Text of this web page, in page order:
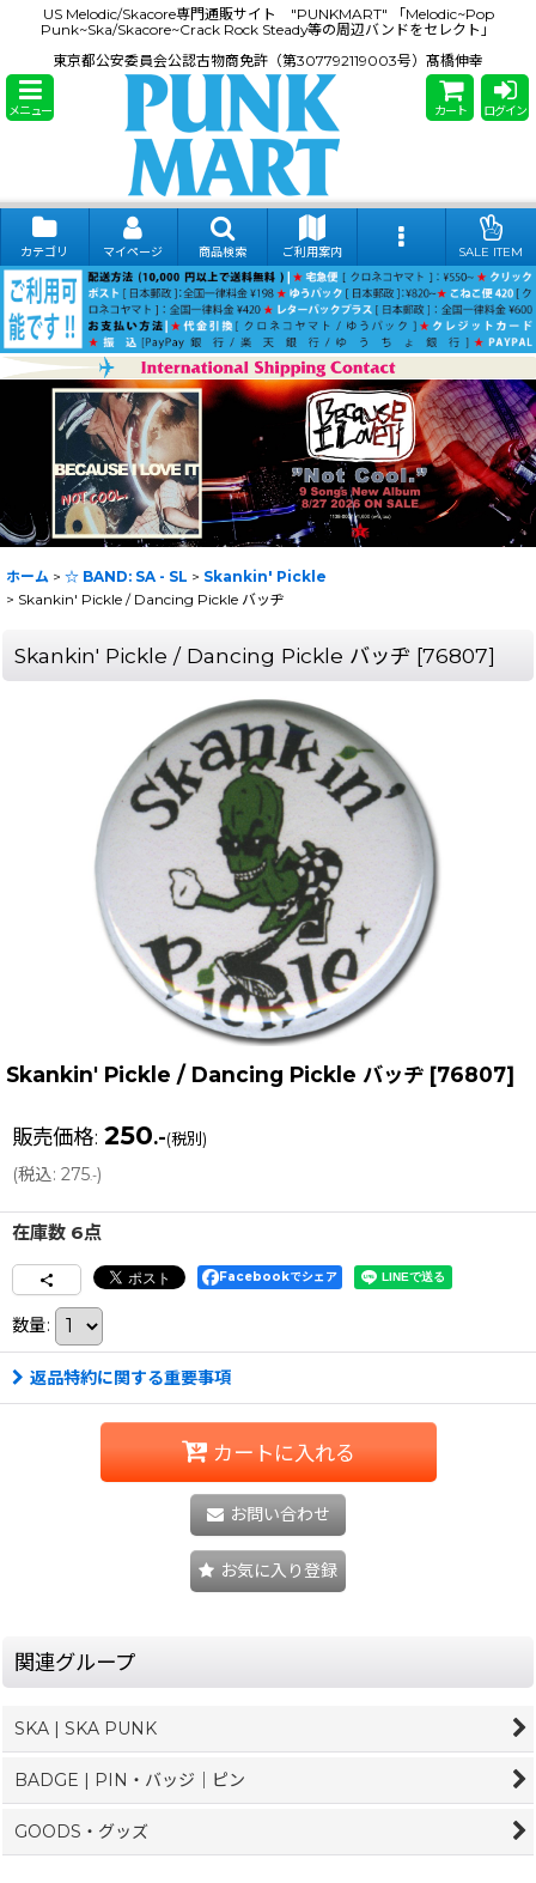
US Melodic/Skacore専門通販サイト "PUNKMART" 「Melodic~Pop
Punk~Ska/Skacore~Crack Rock Steady等の周辺バンドをセレクト」
東京都公安委員会公認古物商免許（第307792119003号）髙橋伸幸
メニュー カート ログイン
カテゴリ マイページ 商品検索 ご利用案内 SALE ITEM
ホーム > ☆ BAND: SA - SL > Skankin' Pickle
> Skankin' Pickle / Dancing Pickle バッヂ
Skankin' Pickle / Dancing Pickle バッヂ [76807]
Skankin' Pickle / Dancing Pickle バッヂ [76807]
販売価格: 250.-(税別)
(税込: 275.-)
在庫数 6点
Facebookでシェア
数量:
返品特約に関する重要事項
カートに入れる
お問い合わせ
お気に入り登録
関連グループ
SKA | SKA PUNK
BADGE | PIN・バッジ｜ピン
GOODS・グッズ